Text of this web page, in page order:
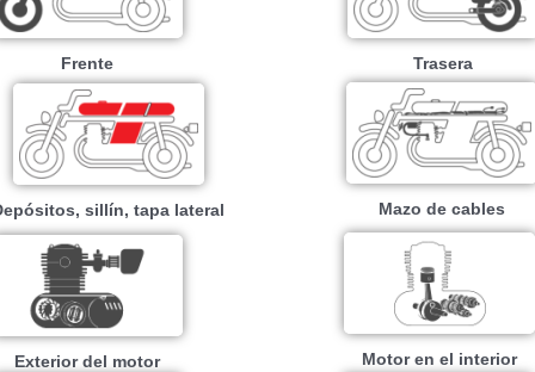
Frente Trasera
sillín, tapa lateral Mazo de cables
Exterior del motor Motor en el interior